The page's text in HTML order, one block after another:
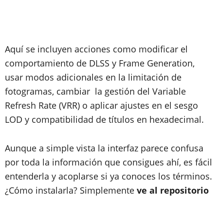
Aquí se incluyen acciones como modificar el
comportamiento de DLSS y Frame Generation,
usar modos adicionales en la limitación de
fotogramas, cambiar la gestión del Variable
Refresh Rate (VRR) o aplicar ajustes en el sesgo
LOD y compatibilidad de títulos en hexadecimal.
Aunque a simple vista la interfaz parece confusa
por toda la información que consigues ahí, es fácil
entenderla y acoplarse si ya conoces los términos.
¿Cómo instalarla? Simplemente ve al repositorio